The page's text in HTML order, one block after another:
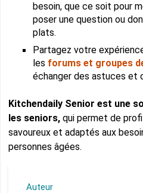
besoin, que ce soit pour
poser une question ou
plats.
Partagez votre
les forums et groupes
échanger des astuces et
Kitchendaily Senior est une
les seniors, qui permet de
savoureux et adaptés aux
personnes âgées.
Auteur